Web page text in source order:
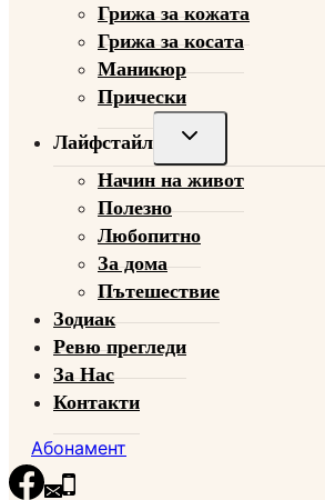
Грижа за кожата
Грижа за косата
Маникюр
Прически
Лайфстайл
Toggle
menu
Начин на живот
Полезно
Любопитно
За дома
Пътешествие
Зодиак
Ревю прегледи
За Нас
Контакти
Абонамент